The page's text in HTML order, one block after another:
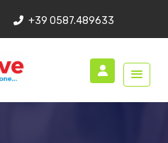
+39 0587.489633